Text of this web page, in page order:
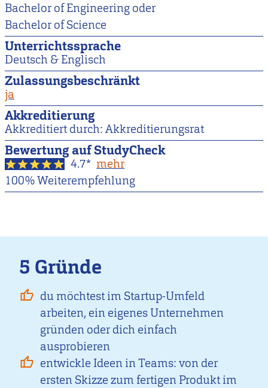
Bachelor of Engineering oder
Bachelor of Science
Unterrichtssprache
Deutsch & Englisch
Zulassungsbeschränkt
ja
Akkreditierung
Akkreditiert durch: Akkreditierungsrat
Bewertung auf StudyCheck
4.7* mehr
100% Weiterempfehlung
5 Gründe
du möchtest im Startup-Umfeld
arbeiten, ein eigenes Unternehmen
gründen oder dich einfach
ausprobieren
entwickle Ideen in Teams: von der
ersten Skizze zum fertigen Produkt im